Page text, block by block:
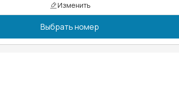
Изменить
Выбрать номер